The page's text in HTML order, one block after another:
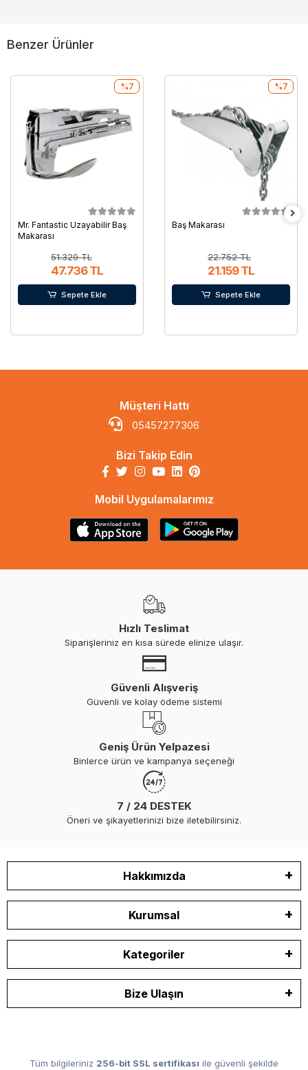
Benzer Ürünler
Mr. Fantastic Uzayabilir Baş
Makarası
51.329 TL
47.736 TL
%7
Sepete Ekle
Baş Makarası
22.752 TL
21.159 TL
%7
Sepete Ekle
Müşteri Hattı
05457277306
Bizi Takip Edin
Mobil Uygulamalarımız
Hızlı Teslimat
Siparişleriniz en kısa sürede elinize ulaşır.
Güvenli Alışveriş
Güvenli ve kolay ödeme sistemi
Geniş Ürün Yelpazesi
Binlerce ürün ve kampanya seçeneği
7 / 24 DESTEK
Öneri ve şikayetlerinizi bize iletebilirsiniz.
Hakkımızda
Kurumsal
Kategoriler
Bize Ulaşın
Tüm bilgileriniz 256-bit SSL sertifikası ile güvenli şekilde